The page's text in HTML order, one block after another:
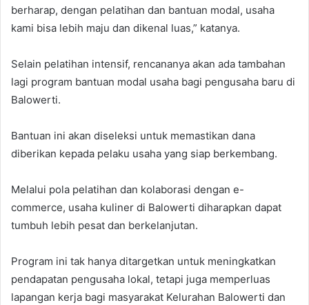
berharap, dengan pelatihan dan bantuan modal, usaha
kami bisa lebih maju dan dikenal luas,” katanya.
Selain pelatihan intensif, rencananya akan ada tambahan
lagi program bantuan modal usaha bagi pengusaha baru di
Balowerti.
Bantuan ini akan diseleksi untuk memastikan dana
diberikan kepada pelaku usaha yang siap berkembang.
Melalui pola pelatihan dan kolaborasi dengan e-
commerce, usaha kuliner di Balowerti diharapkan dapat
tumbuh lebih pesat dan berkelanjutan.
Program ini tak hanya ditargetkan untuk meningkatkan
pendapatan pengusaha lokal, tetapi juga memperluas
lapangan kerja bagi masyarakat Kelurahan Balowerti dan